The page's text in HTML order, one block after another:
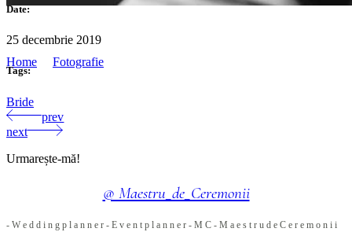
Blushing Bride
Home Fotografie
Date:
25 decembrie 2019
Tags:
Bride
prev
next
Urmarește-mă!
@ Maestru_de_Ceremonii
- W e d d i n g p l a n n e r - E v e n t p l a n n e r - M C - M a e s t r u d e C e r e m o n i i